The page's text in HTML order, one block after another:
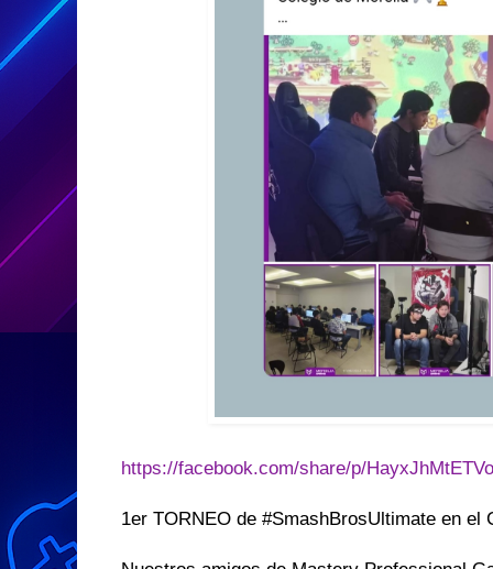
https://facebook.com/share/p/
1er TORNEO de #SmashBrosUltimate en el